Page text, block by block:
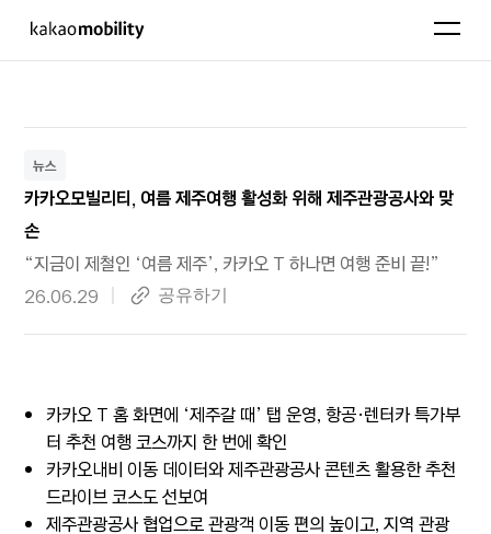
펼치기
뉴스
카카오모빌리티, 여름 제주여행 활성화 위해 제주관광공사와 맞
손
“지금이 제철인 ‘여름 제주’, 카카오 T 하나면 여행 준비 끝!”
작성 일자
26.06.29 공유하기
링크복사
카카오 T 홈 화면에 ‘제주갈 때’ 탭 운영, 항공·렌터카 특가부
터 추천 여행 코스까지 한 번에 확인
카카오내비 이동 데이터와 제주관광공사 콘텐츠 활용한 추천
드라이브 코스도 선보여
제주관광공사 협업으로 관광객 이동 편의 높이고, 지역 관광